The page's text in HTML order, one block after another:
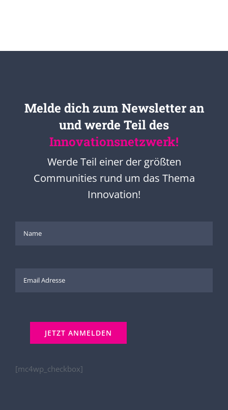
Melde dich zum Newsletter an
und werde Teil des
Innovationsnetzwerk!
Werde Teil einer der größten
Communities rund um das Thema
Innovation!
[mc4wp_checkbox]